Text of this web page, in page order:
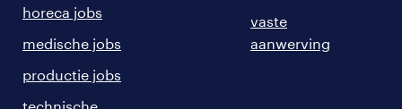
horeca jobs
medische jobs
productie jobs
vaste
aanwerving